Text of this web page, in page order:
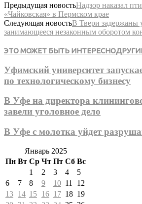
Предыдущая новостьНадзор наказал
«Чайковская» в Пермском крае
Следующая новостьВ Твери задержаны
занимающееся незаконным оборотом
ЭТО МОЖЕТ БЫТЬ ИНТЕРЕСНО
Уфимский университет
по технологическому бизнесу
В Уфе на директора
завели уголовное дело
В Уфе с молотка уйдет
Январь 2025
Пн Вт Ср Чт Пт Сб Вс
1
2 3 4
5
6
7 8 9 10 11
12
13 14 15 16 17 18 19